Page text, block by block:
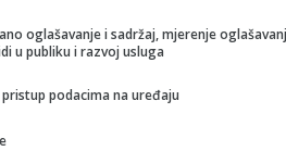
Šta bi značilo za cijene nafte
oglašavanje i sadržaj, mjerenje
u publiku i razvoj usluga
podacima na uređaju